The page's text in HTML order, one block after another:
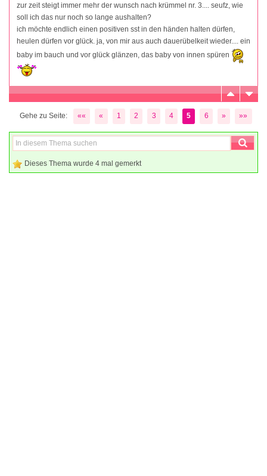
zur zeit steigt immer mehr der wunsch nach krümmel nr. 3.... seufz, wie
soll ich das nur noch so lange aushalten?
ich möchte endlich einen positiven sst in den händen halten dürfen,
heulen dürfen vor glück. ja, von mir aus auch dauerübelkeit wieder.... ein
baby im bauch und vor glück glänzen, das baby von innen spüren
Gehe zu Seite: «« « 1 2 3 4 5 6 » »»
Dieses Thema wurde 4 mal gemerkt